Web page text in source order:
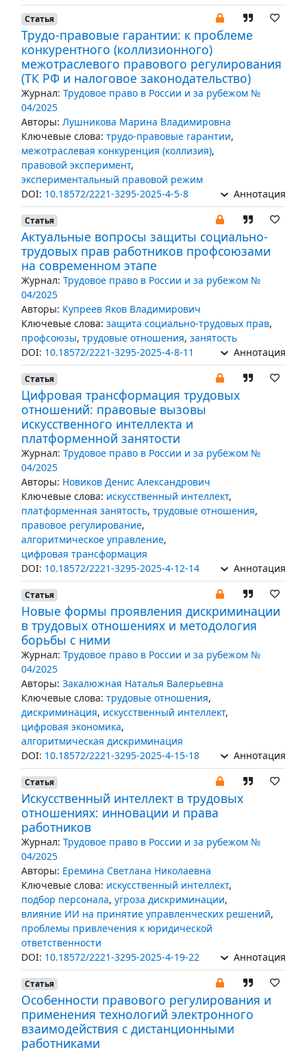
Статья
Трудо-правовые гарантии: к проблеме
конкурентного (коллизионного)
межотраслевого правового регулирования
(ТК РФ и налоговое законодательство)
Журнал: Трудовое право в России и за рубежом №
04/2025
Авторы: Лушникова Марина Владимировна
Ключевые слова: трудо-правовые гарантии,
межотраслевая конкуренция (коллизия),
правовой эксперимент,
экспериментальный правовой режим
DOI: 10.18572/2221-3295-2025-4-5-8 Аннотация
Статья
Актуальные вопросы защиты социально-
трудовых прав работников профсоюзами
на современном этапе
Журнал: Трудовое право в России и за рубежом №
04/2025
Авторы: Купреев Яков Владимирович
Ключевые слова: защита социально-трудовых прав,
профсоюзы, трудовые отношения, занятость
DOI: 10.18572/2221-3295-2025-4-8-11 Аннотация
Статья
Цифровая трансформация трудовых
отношений: правовые вызовы
искусственного интеллекта и
платформенной занятости
Журнал: Трудовое право в России и за рубежом №
04/2025
Авторы: Новиков Денис Александрович
Ключевые слова: искусственный интеллект,
платформенная занятость, трудовые отношения,
правовое регулирование,
алгоритмическое управление,
цифровая трансформация
DOI: 10.18572/2221-3295-2025-4-12-14 Аннотация
Статья
Новые формы проявления дискриминации
в трудовых отношениях и методология
борьбы с ними
Журнал: Трудовое право в России и за рубежом №
04/2025
Авторы: Закалюжная Наталья Валерьевна
Ключевые слова: трудовые отношения,
дискриминация, искусственный интеллект,
цифровая экономика,
алгоритмическая дискриминация
DOI: 10.18572/2221-3295-2025-4-15-18 Аннотация
Статья
Искусственный интеллект в трудовых
отношениях: инновации и права
работников
Журнал: Трудовое право в России и за рубежом №
04/2025
Авторы: Еремина Светлана Николаевна
Ключевые слова: искусственный интеллект,
подбор персонала, угроза дискриминации,
влияние ИИ на принятие управленческих решений,
проблемы привлечения к юридической
ответственности
DOI: 10.18572/2221-3295-2025-4-19-22 Аннотация
Статья
Особенности правового регулирования и
применения технологий электронного
взаимодействия с дистанционными
работниками